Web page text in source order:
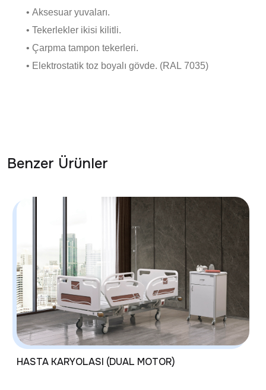
• Aksesuar yuvaları.
• Tekerlekler ikisi kilitli.
• Çarpma tampon tekerleri.
• Elektrostatik toz boyalı gövde. (RAL 7035)
Benzer Ürünler
HASTA KARYOLASI (DUAL MOTOR)